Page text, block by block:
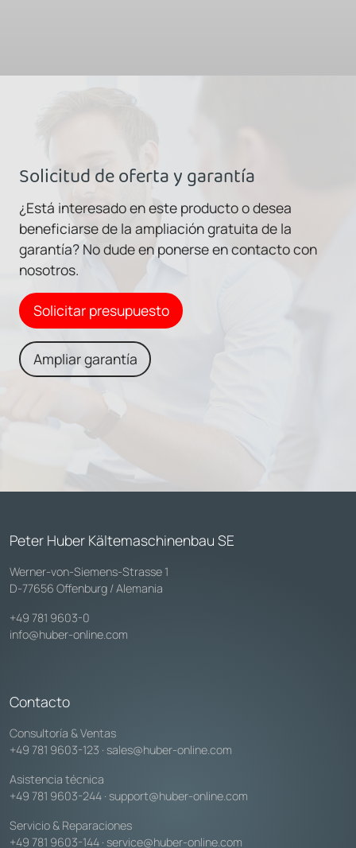
Solicitud de oferta y garantía
¿Está interesado en este producto o desea
beneficiarse de la ampliación gratuita de la
garantía? No dude en ponerse en contacto con
nosotros.
Solicitar presupuesto
Ampliar garantía
Peter Huber Kältemaschinenbau SE
Werner-von-Siemens-Strasse 1
D-77656 Offenburg / Alemania
+49 781 9603-0
info@huber-online.com
Contacto
Consultoría & Ventas
+49 781 9603-123 · sales@huber-online.com
Asistencia técnica
+49 781 9603-244 · support@huber-online.com
Servicio & Reparaciones
+49 781 9603-144 · service@huber-online.com